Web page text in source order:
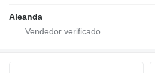
Aleanda